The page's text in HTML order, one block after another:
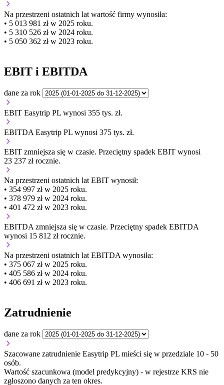
Na przestrzeni ostatnich lat wartość firmy wynosiła:
• 5 013 981 zł w 2025 roku.
• 5 310 526 zł w 2024 roku.
• 5 050 362 zł w 2023 roku.
EBIT i EBITDA
dane za rok
EBIT Easytrip PL wynosi 355 tys. zł.
EBITDA Easytrip PL wynosi 375 tys. zł.
EBIT zmniejsza się w czasie. Przeciętny spadek EBIT wynosi
23 237 zł rocznie.
Na przestrzeni ostatnich lat EBIT wynosił:
• 354 997 zł w 2025 roku.
• 378 979 zł w 2024 roku.
• 401 472 zł w 2023 roku.
EBITDA zmniejsza się w czasie. Przeciętny spadek EBITDA
wynosi 15 812 zł rocznie.
Na przestrzeni ostatnich lat EBITDA wynosiła:
• 375 067 zł w 2025 roku.
• 405 586 zł w 2024 roku.
• 406 691 zł w 2023 roku.
Zatrudnienie
dane za rok
Szacowane zatrudnienie Easytrip PL mieści się w przedziale 10 - 50
osób.
Wartość szacunkowa (model predykcyjny) - w rejestrze KRS nie
zgłoszono danych za ten okres.